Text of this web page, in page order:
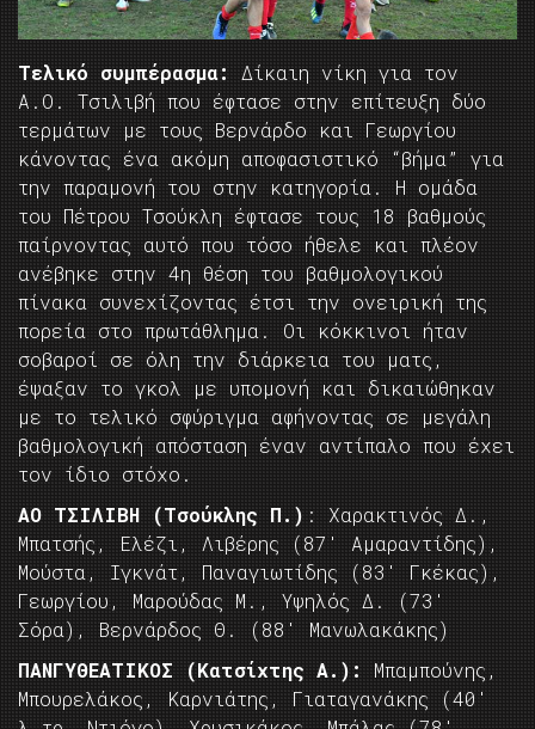
Τελικό συμπέρασμα: Δίκαιη νίκη για τον
Α.Ο. Τσιλιβή που έφτασε στην επίτευξη δύο
τερμάτων με τους Βερνάρδο και Γεωργίου
κάνοντας ένα ακόμη αποφασιστικό “βήμα” για
την παραμονή του στην κατηγορία. Η ομάδα
του Πέτρου Τσούκλη έφτασε τους 18 βαθμούς
παίρνοντας αυτό που τόσο ήθελε και πλέον
ανέβηκε στην 4η θέση του βαθμολογικού
πίνακα συνεχίζοντας έτσι την ονειρική της
πορεία στο πρωτάθλημα. Οι κόκκινοι ήταν
σοβαροί σε όλη την διάρκεια του ματς,
έψαξαν το γκολ με υπομονή και δικαιώθηκαν
με το τελικό σφύριγμα αφήνοντας σε μεγάλη
βαθμολογική απόσταση έναν αντίπαλο που έχει
τον ίδιο στόχο.
ΑΟ ΤΣΙΛΙΒΗ (Τσούκλης Π.) : Χαρακτινός Δ.,
Μπατσής, Ελέζι, Λιβέρης (87′ Αμαραντίδης),
Μούστα, Ιγκνάτ, Παναγιωτίδης (83′ Γκέκας),
Γεωργίου, Μαρούδας Μ., Υψηλός Δ. (73′
Σόρα), Βερνάρδος Θ. (88′ Μανωλακάκης)
ΠΑΝΓΥΘΕΑΤΙΚΟΣ (Κατσίχτης Α.):
Μπαμπούνης,
Μπουρελάκος, Καρνιάτης, Γιαταγανάκης (40′